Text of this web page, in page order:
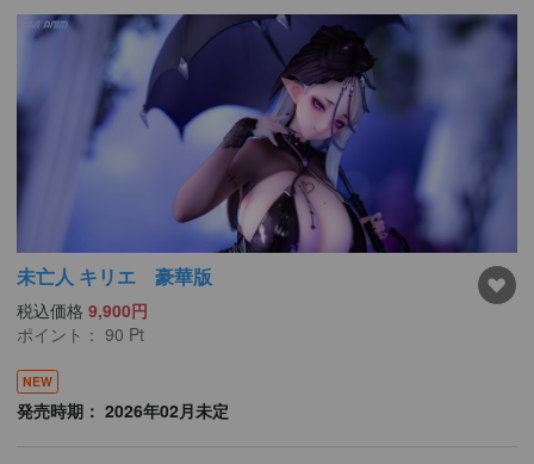
未亡人 キリエ 豪華版
税込価格 9,900円
ポイント： 90 Pt
NEW
発売時期： 2026年02月未定